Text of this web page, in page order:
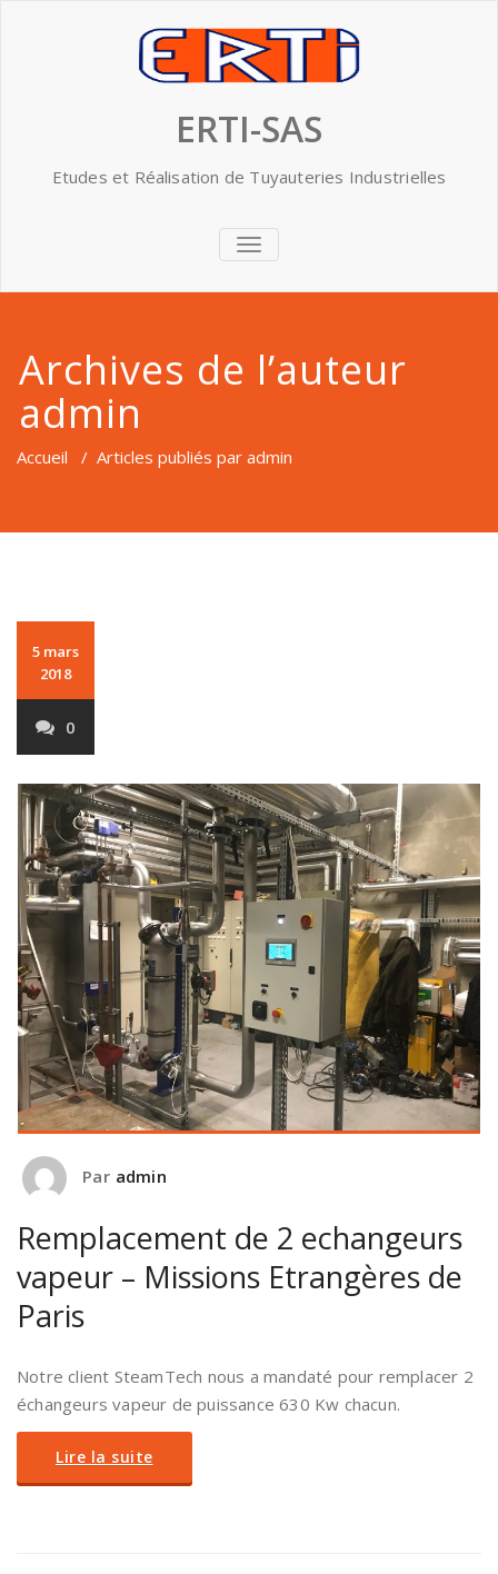
ERTI-SAS
Etudes et Réalisation de Tuyauteries Industrielles
AFFICHER/MASQUER
LA
Archives de l’auteur
admin
Accueil / Articles publiés par admin
5 mars
2018
0
Par admin
Remplacement de 2 echangeurs
vapeur – Missions Etrangères de
Paris
Notre client SteamTech nous a mandaté pour remplacer 2
échangeurs vapeur de puissance 630 Kw chacun.
Lire la suite